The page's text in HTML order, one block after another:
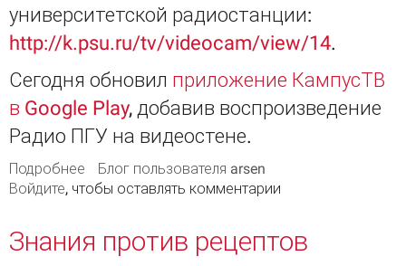
университетской радиостанции:
http://k.psu.ru/tv/videocam/view/14.
Сегодня обновил приложение КампусТВ
в Google Play, добавив воспроизведение
Радио ПГУ на видеостене.
Подробнее о Радио ПГУ в КампусТВ
Блог пользователя arsen
Войдите, чтобы оставлять комментарии
Знания против рецептов